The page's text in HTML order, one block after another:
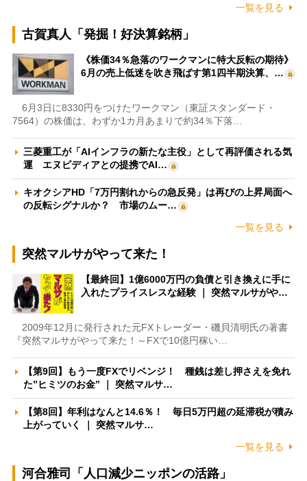
一覧を見る
古賀真人「発掘！好決算銘柄」
《株価34％急落のワークマンに特大反転の期待》
6月の売上低迷を吹き飛ばす第1四半期決算、…
6月3日に8330円をつけたワークマン（東証スタンダード・
7564）の株価は、わずか1カ月あまりで約34％下落…
三菱重工が「AIインフラの新たな主役」として再評価される気
運 エヌビディアとの提携でAI…
キオクシアHD「7万円割れからの急反発」は再びの上昇局面へ
の反転シグナルか？ 市場のムー…
一覧を見る
突然マルサがやって来た！
【最終回】1億6000万円の負債と引き換えに手に
入れたプライスレスな経験 ｜ 突然マルサがや…
2009年12月に発行された元FXトレーダー・磯貝清明氏の著書
『突然マルサがやって来た！～FXで10億円稼い…
【第9回】もう一度FXでリベンジ！ 種銭は差し押さえを免れ
た”ヒミツのお金” ｜ 突然マルサ…
【第8回】年利はなんと14.6％！ 毎日5万円超の延滞税が積み
上がっていく ｜ 突然マルサ…
一覧を見る
河合雅司「人口減少ニッポンの活路」